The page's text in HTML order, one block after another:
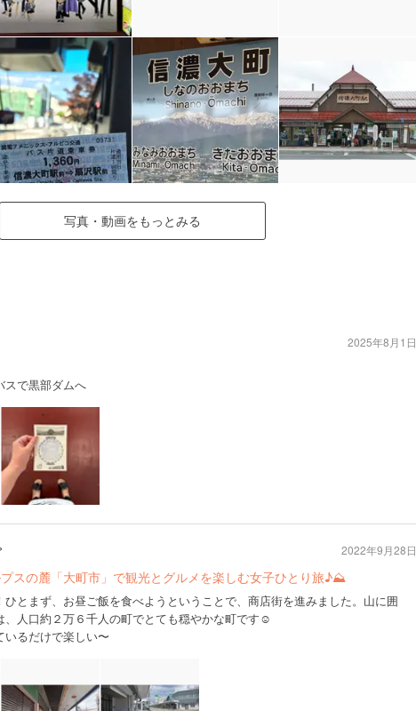
写真・動画をもっとみる
スで黒部ダムへ
2025年8月1日
プスの麓「大町市」で観光とグルメを楽しむ女子ひとり旅♪⛰
ひとまず、お昼ご飯を食べようということで、商店街を進みました。山に囲
、人口約２万６千人の町でとても穏やかな町です☺︎
いるだけで楽しい〜
2022年9月28日